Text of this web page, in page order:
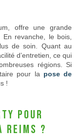
offre une grande
En revanche, le bois,
de soin. Quant au
d’entretien, ce qui
régions. Si
pour la pose de
!
pour
?